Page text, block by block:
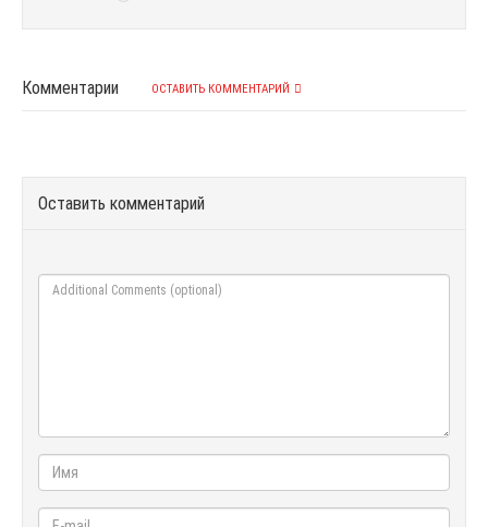
Комментарии ОСТАВИТЬ КОММЕНТАРИЙ
Оставить комментарий